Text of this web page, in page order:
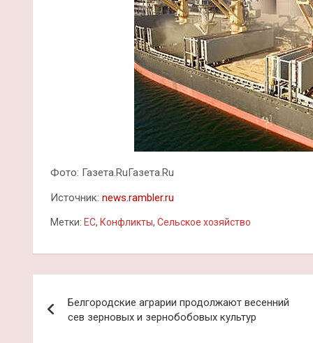
Фото: Газета.RuГазета.Ru
Источник: news.rambler.ru
Метки: ЕС, Конфликты, Сельское хозяйство
по
Белгородские аграрии продолжают весенний
сев зерновых и зернобобовых культур